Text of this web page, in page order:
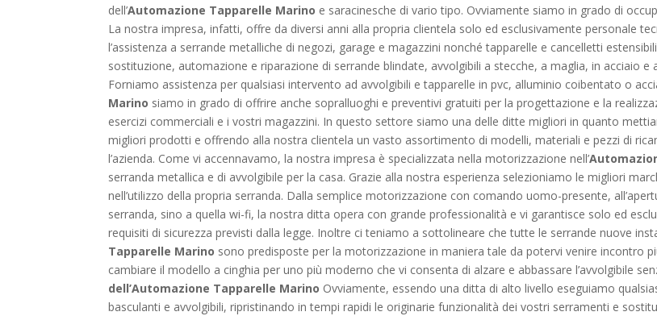
dell’Automazione Tapparelle Marino e saracinesche di vario tipo. Ovviamente siamo in grado di
La nostra impresa, infatti, offre da diversi anni alla propria clientela solo ed esclusivamente personale
l’assistenza a serrande metalliche di negozi, garage e magazzini nonché tapparelle e cancelletti
sostituzione, automazione e riparazione di serrande blindate, avvolgibili a stecche, a maglia, in acciaio
Forniamo assistenza per qualsiasi intervento ad avvolgibili e tapparelle in pvc, alluminio coibentato o
Marino siamo in grado di offrire anche sopralluoghi e preventivi gratuiti per la progettazione e la
esercizi commerciali e i vostri magazzini. In questo settore siamo una delle ditte migliori in quanto
migliori prodotti e offrendo alla nostra clientela un vasto assortimento di modelli, materiali e pezzi di
l’azienda. Come vi accennavamo, la nostra impresa è specializzata nella motorizzazione nell’
serranda metallica e di avvolgibile per la casa. Grazie alla nostra esperienza selezioniamo le migliori
nell’utilizzo della propria serranda. Dalla semplice motorizzazione con comando uomo-presente,
serranda, sino a quella wi-fi, la nostra ditta opera con grande professionalità e vi garantisce solo ed
requisiti di sicurezza previsti dalla legge. Inoltre ci teniamo a sottolineare che tutte le serrande nuove
Tapparelle Marino sono predisposte per la motorizzazione in maniera tale da potervi venire incontro
cambiare il modello a cinghia per uno più moderno che vi consenta di alzare e abbassare l’avvolgibile
dell’Automazione Tapparelle Marino Ovviamente, essendo una ditta di alto livello eseguiamo
basculanti e avvolgibili, ripristinando in tempi rapidi le originarie funzionalità dei vostri serramenti e